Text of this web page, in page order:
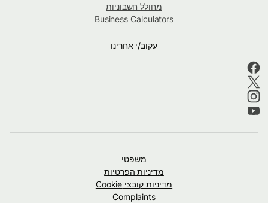
מחולל חשבוניות
Business Calculators
עקוב/י אחרינו
משפטי
מדיניות הפרטיות
מדיניות קובצי Cookie
Complaints